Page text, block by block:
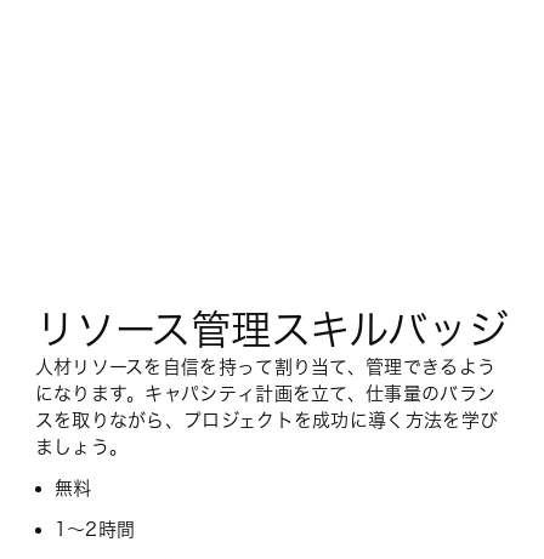
リソース管理スキルバッジ
人材リソースを自信を持って割り当て、管理できるよう
になります。キャパシティ計画を立て、仕事量のバラン
スを取りながら、プロジェクトを成功に導く方法を学び
ましょう。
無料
1～2時間